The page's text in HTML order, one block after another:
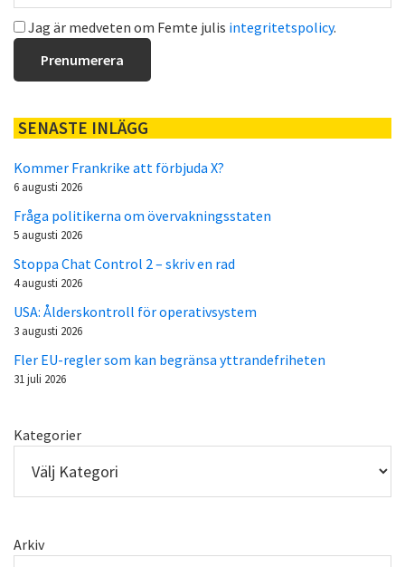
Jag är medveten om Femte julis integritetspolicy.
SENASTE INLÄGG
Kommer Frankrike att förbjuda X?
6 augusti 2026
Fråga politikerna om övervakningsstaten
5 augusti 2026
Stoppa Chat Control 2 – skriv en rad
4 augusti 2026
USA: Ålderskontroll för operativsystem
3 augusti 2026
Fler EU-regler som kan begränsa yttrandefriheten
31 juli 2026
Kategorier
Arkiv